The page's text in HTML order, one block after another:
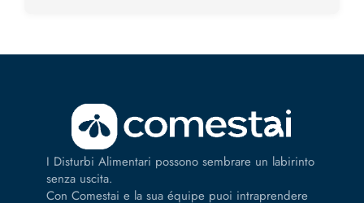
I Disturbi Alimentari possono sembrare un labirinto
senza uscita.
Con Comestai e la sua équipe puoi intraprendere